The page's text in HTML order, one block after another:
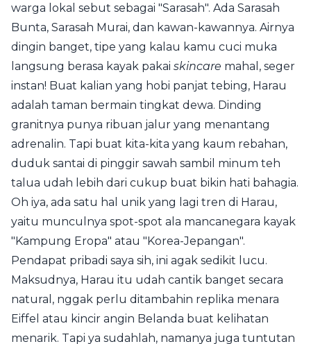
warga lokal sebut sebagai "Sarasah". Ada Sarasah
Bunta, Sarasah Murai, dan kawan-kawannya. Airnya
dingin banget, tipe yang kalau kamu cuci muka
langsung berasa kayak pakai skincare mahal, seger
instan! Buat kalian yang hobi panjat tebing, Harau
adalah taman bermain tingkat dewa. Dinding
granitnya punya ribuan jalur yang menantang
adrenalin. Tapi buat kita-kita yang kaum rebahan,
duduk santai di pinggir sawah sambil minum teh
talua udah lebih dari cukup buat bikin hati bahagia.
Oh iya, ada satu hal unik yang lagi tren di Harau,
yaitu munculnya spot-spot ala mancanegara kayak
"Kampung Eropa" atau "Korea-Jepangan".
Pendapat pribadi saya sih, ini agak sedikit lucu.
Maksudnya, Harau itu udah cantik banget secara
natural, nggak perlu ditambahin replika menara
Eiffel atau kincir angin Belanda buat kelihatan
menarik. Tapi ya sudahlah, namanya juga tuntutan